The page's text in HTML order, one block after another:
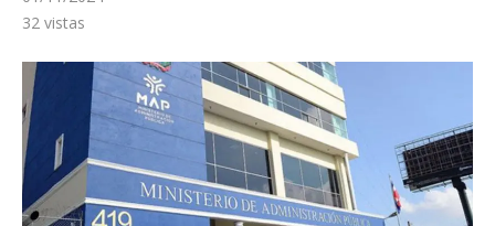
32 vistas